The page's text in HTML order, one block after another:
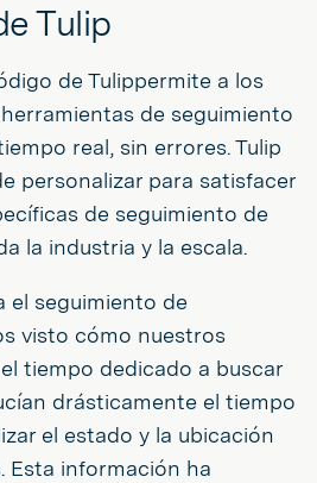
Tulip
de Tulippermite a los
de seguimiento
real, sin errores. Tulip
personalizar para satisfacer
de seguimiento de
la industria y la escala.
el seguimiento de
visto cómo nuestros
tiempo dedicado a buscar
drásticamente el tiempo
el estado y la ubicación
Esta información ha